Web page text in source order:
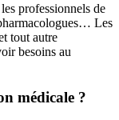
professionnels de
Les
tout autre
besoins au
médicale ?